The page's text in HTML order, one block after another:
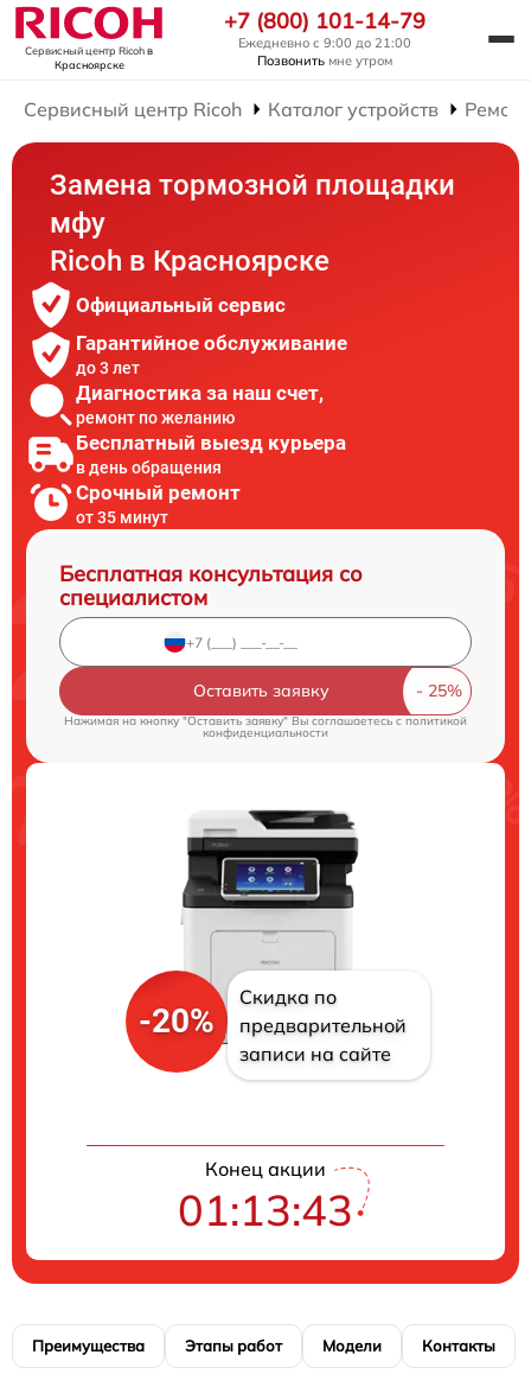
Сервисный центр Ricohв
Красноярске
+7 (800) 101-14-79
Ежедневно с 9:00 до 21:00
Позвонить мне утром
Сервисный центр Ricoh Каталог устройств
Замена тормозной площадки
мфу
Ricoh в Красноярске
Официальный сервис
Гарантийное обслуживание
до 3 лет
Диагностика за наш счет,
ремонт по желанию
Бесплатный выезд курьера
в день обращения
Срочный ремонт
от 35 минут
Бесплатная консультация со
специалистом
Оставить заявку
Нажимая на кнопку "Оставить заявку" Вы соглашаетесь c политикой
конфиденциальности
-20%
Скидка по
предварительной
записи на сайте
Конец акции
01:13:43
Преимущества Этапы работ Модели Контакты